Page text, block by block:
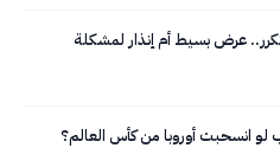
عرض بسيط أم إنذار لمشكلة
انسحبت أوروبا من كأس العالم؟